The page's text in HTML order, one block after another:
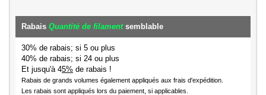
Rabais Quantité de filamentsemblable
30% de rabais; si 5 ou plus
40% de rabais; si 24 ou plus
Et jusqu'à 45% de rabais !
Rabais de grands volumes également appliqués aux frais d'expédition.
Les rabais sont appliqués lors du paiement, si applicables.